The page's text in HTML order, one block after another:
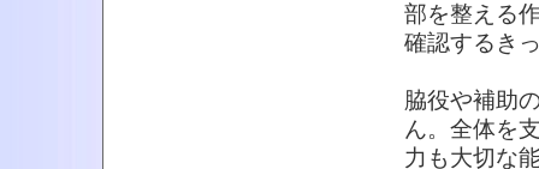
部を整える
確認するき
脇役や補助
ん。全体を
力も大切な